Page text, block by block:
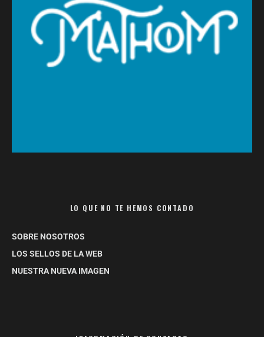
LO QUE NO TE HEMOS CONTADO
SOBRE NOSOTROS
LOS SELLOS DE LA WEB
NUESTRA NUEVA IMAGEN